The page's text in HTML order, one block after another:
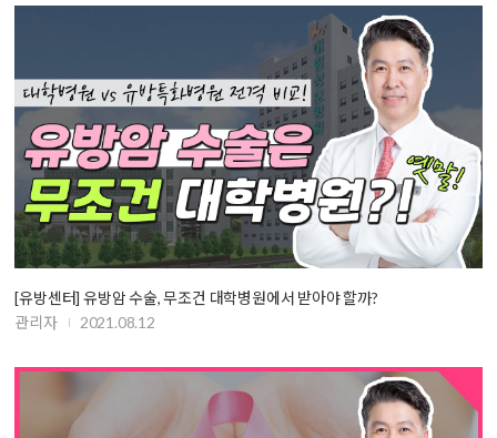
[유방센터] 유방암 수술, 무조건 대학병원에서 받아야 할까?
관리자
2021.08.12